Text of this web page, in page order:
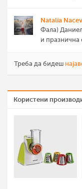
Natalia
Фала)
и празнична
Треба да бидеш
Користени